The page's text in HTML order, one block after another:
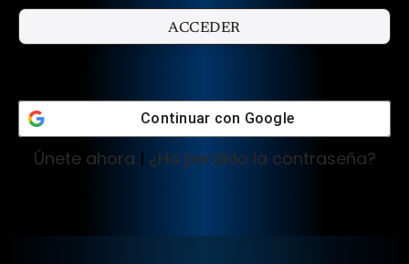
Continuar con Google
Únete ahora | ¿Ha perdido la contraseña?